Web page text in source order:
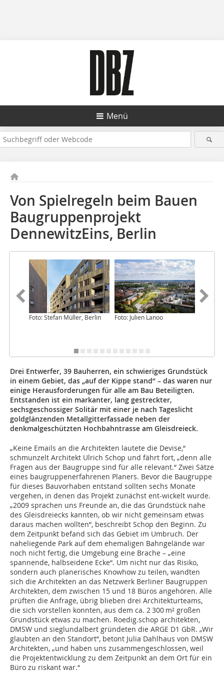
Menü
Von Spielregeln beim Bauen
Baugruppenprojekt
DennewitzEins, Berlin
Foto: Stefan Müller, Berlin Foto: Julien Lanoo
Drei Entwerfer, 39 Bauherren, ein schwieriges Grundstück
in einem Gebiet, das „auf der Kippe stand“ – das waren nur
einige Herausforderungen für alle am Bau Beteiligten.
Entstanden ist ein markanter, lang gestreckter,
sechsgeschossiger Solitär mit einer je nach Tageslicht
goldglänzenden Metallgitterfassade neben der
denkmalgeschützten Hochbahntrasse am Gleisdreieck.
„Keine Emails an die Architekten lautete die Devise,“
schmunzelt Architekt Ulrich Schop und fährt fort, „denn alle
Fragen aus der Baugruppe sind für alle relevant.“ Zwei Sätze
eines baugruppenerfahrenen Planers. Bevor die Baugruppe
für dieses Bauvorhaben entstand sollten sechs Monate
vergehen, in denen das Projekt zunächst ent-wickelt wurde.
„2009 sprachen uns Freunde an, die das Grundstück nahe
des Gleisdreiecks kannten, ob wir nicht gemeinsam etwas
daraus machen wollten“, beschreibt Schop den Beginn. Zu
dem Zeitpunkt befand sich das Gebiet im Umbruch. Der
naheliegende Park auf dem ehemaligen Bahngelände war
noch nicht fertig, die Umgebung eine Brache – „eine
spannende, halbseidene Ecke“. Um nicht nur das Risiko,
sondern auch planerisches Knowhow zu teilen, wandten
sich die Architekten an das Netzwerk Berliner Baugruppen
Architekten, dem zwischen 15 und 18 Büros angehören. Alle
prüften die Anfrage, übrig blieben drei Architekturteams,
die sich vorstellen konnten, aus dem ca. 2 300 m² großen
Grundstück etwas zu machen. Roedig.schop architekten,
DMSW und sieglundalbert gründeten die ARGE D1 GbR. „Wir
glaubten an den Standort“, betont Julia Dahlhaus von DMSW
Architekten, „und haben uns zusammengeschlossen, weil
die Projektentwicklung zu dem Zeitpunkt an dem Ort für ein
Büro zu riskant war.“